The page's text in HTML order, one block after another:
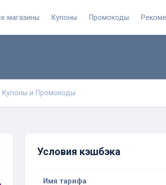
магазины Купоны Промокоды
Купоны и Промокоды
Условия кэшбэка
Имя тарифа